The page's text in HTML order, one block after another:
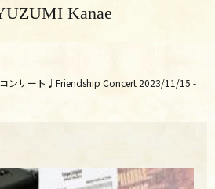
Kanae
ンサート♩Friendship Concert 2023/11/15 -